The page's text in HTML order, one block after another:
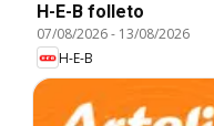
H-E-B folleto
07/08/2026- 13/08/2026
H-E-B